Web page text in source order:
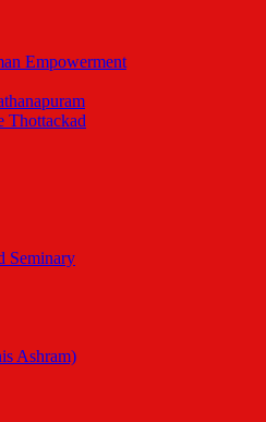
Empowerment
Thottackad
Seminary
Ashram)